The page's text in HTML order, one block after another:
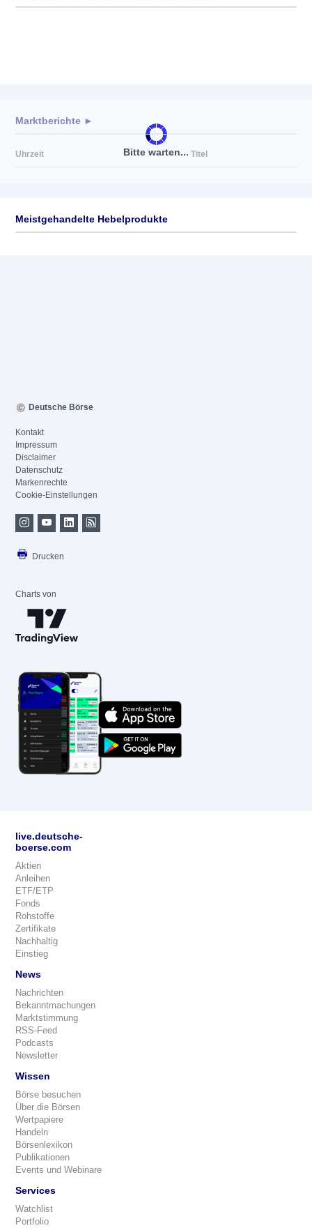
Bitte warten...
Marktberichte ►
Uhrzeit Titel
Meistgehandelte Hebelprodukte
Deutsche Börse
Kontakt
Impressum
Disclaimer
Datenschutz
Markenrechte
Cookie-Einstellungen
Drucken
Charts von
live.deutsche-
boerse.com
Aktien
Anleihen
ETF/ETP
Fonds
Rohstoffe
Zertifikate
Nachhaltig
Einstieg
News
Nachrichten
Bekanntmachungen
Marktstimmung
RSS-Feed
Podcasts
Newsletter
Wissen
Börse besuchen
Über die Börsen
Wertpapiere
Handeln
Börsenlexikon
Publikationen
Events und Webinare
Services
Watchlist
Portfolio